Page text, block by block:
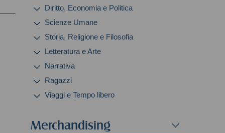
Diritto, Economia e Politica
Scienze Umane
Storia, Religione e Filosofia
Letteratura e Arte
Narrativa
Ragazzi
Viaggi e Tempo libero
Merchandising